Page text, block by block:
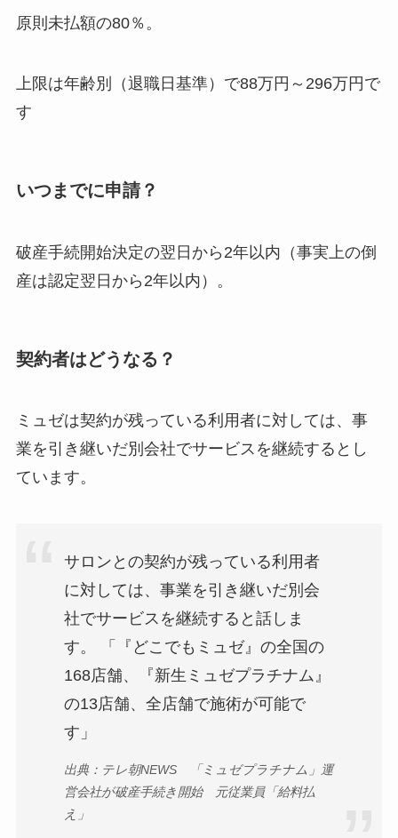
原則未払額の80％。
上限は年齢別（退職日基準）で88万円～296万円で
す
いつまでに申請？
破産手続開始決定の翌日から2年以内（事実上の倒
産は認定翌日から2年以内）。
契約者はどうなる？
ミュゼは契約が残っている利用者に対しては、事
業を引き継いだ別会社でサービスを継続するとし
ています。
サロンとの契約が残っている利用者
に対しては、事業を引き継いだ別会
社でサービスを継続すると話しま
す。 「『どこでもミュゼ』の全国の
168店舗、『新生ミュゼプラチナム』
の13店舗、全店舗で施術が可能で
す」
出典：テレ朝NEWS 「ミュゼプラチナム」運
営会社が破産手続き開始 元従業員「給料払
え」